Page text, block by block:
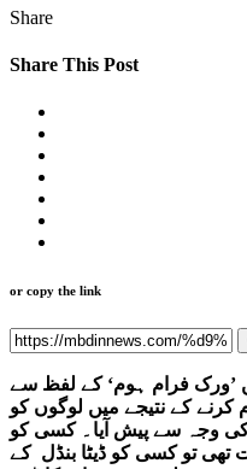
Share
Share This Post
or copy the link
’ورک فرام ہوم‘ کے لفظ سے
کے نتیجے میں لوگوں کو
وجہ سے پیش آیا۔ کسی کو
تو کسی کو ڈیٹا بنڈل کے